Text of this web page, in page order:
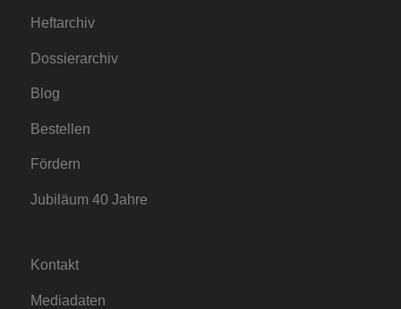
Heftarchiv
Dossierarchiv
Blog
Bestellen
Fördern
Jubiläum 40 Jahre
Kontakt
Mediadaten